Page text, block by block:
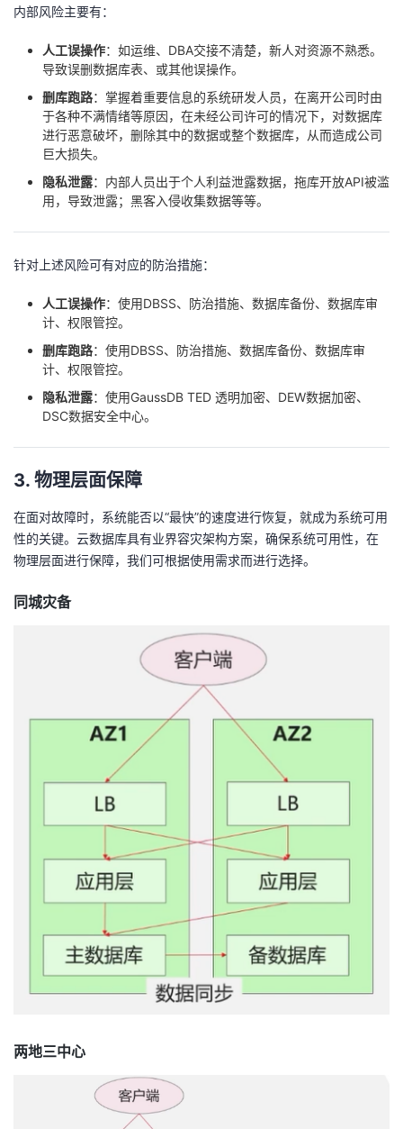
内部风险主要有：
人工误操作：如运维、DBA交接不清楚，新人对资源不熟悉。
导致误删数据库表、或其他误操作。
删库跑路：掌握着重要信息的系统研发人员，在离开公司时由
于各种不满情绪等原因，在未经公司许可的情况下，对数据库
进行恶意破坏，删除其中的数据或整个数据库，从而造成公司
巨大损失。
隐私泄露：内部人员出于个人利益泄露数据，拖库开放API被滥
用，导致泄露；黑客入侵收集数据等等。
针对上述风险可有对应的防治措施：
人工误操作：使用DBSS、防治措施、数据库备份、数据库审
计、权限管控。
删库跑路：使用DBSS、防治措施、数据库备份、数据库审
计、权限管控。
隐私泄露：使用GaussDB TED 透明加密、DEW数据加密、
DSC数据安全中心。
3. 物理层面保障
在面对故障时，系统能否以“最快”的速度进行恢复，就成为系统可用
性的关键。云数据库具有业界容灾架构方案，确保系统可用性，在
物理层面进行保障，我们可根据使用需求而进行选择。
同城灾备
两地三中心